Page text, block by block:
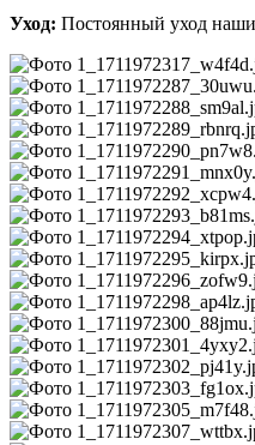
Уход: Постоянный уход